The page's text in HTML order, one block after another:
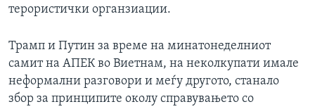
терористички органзиации.
Трамп и Путин за време на минатонеделниот
самит на АПЕК во Виетнам, на неколкупати имале
неформални разговори и меѓу другото, станало
збор за принципите околу справувањето со